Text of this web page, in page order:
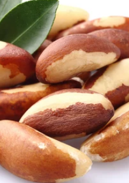
Seller
från gräsbetande djur
från get